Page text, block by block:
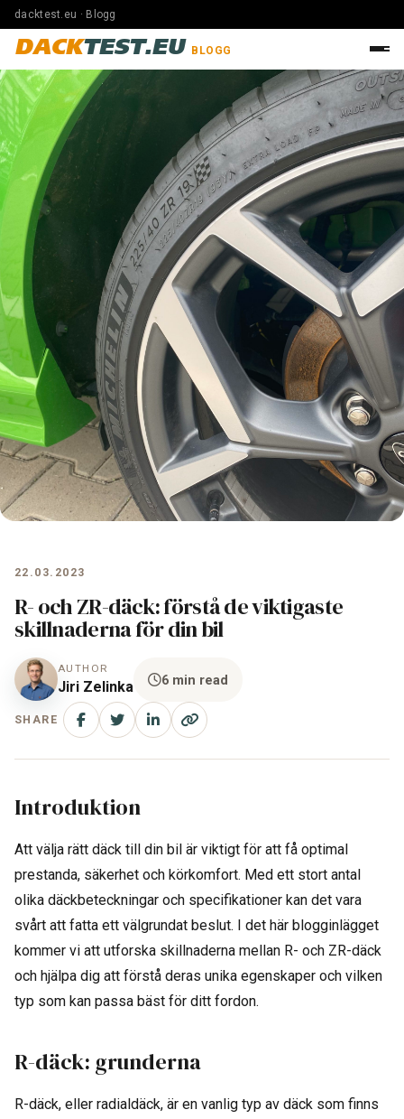
dacktest.eu · Blogg
DACKTEST.EU BLOGG
22.03.2023
R- och ZR-däck: förstå de viktigaste
skillnaderna för din bil
AUTHOR
Jiri Zelinka 6 min read
SHARE
Introduktion
Att välja rätt däck till din bil är viktigt för att få optimal
prestanda, säkerhet och körkomfort. Med ett stort antal
olika däckbeteckningar och specifikationer kan det vara
svårt att fatta ett välgrundat beslut. I det här blogginlägget
kommer vi att utforska skillnaderna mellan R- och ZR-däck
och hjälpa dig att förstå deras unika egenskaper och vilken
typ som kan passa bäst för ditt fordon.
R-däck: grunderna
R-däck, eller radialdäck, är en vanlig typ av däck som finns